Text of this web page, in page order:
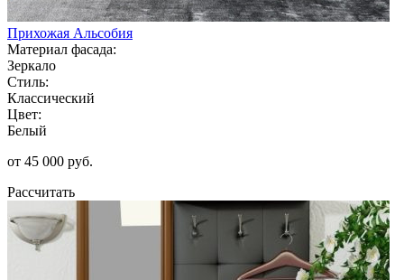
Прихожая Альсобия
Материал фасада:
Зеркало
Стиль:
Классический
Цвет:
Белый
от 45 000 руб.
Рассчитать